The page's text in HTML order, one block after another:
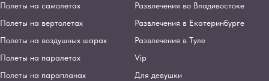
Полеты на самолетах
Полеты на вертолетах
Полеты на воздушных шарах
Полеты на паралетах
Полеты на парапланах
Развлечения во Владивостоке
Развлечения в Екатеринбурге
Развлечения в Туле
Vip
Для девушки